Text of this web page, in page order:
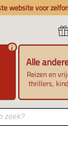
website voor
i
Alle
Reizen en
thrillers,